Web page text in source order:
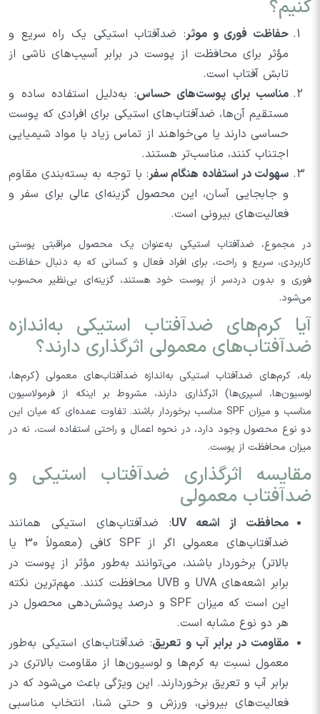
کنیم؟
حفاظت فوری و موثر: ضدآفتاب استیکی یک راه سریع و
مؤثر برای محافظت از پوست در برابر آسیب‌های ناشی از
تابش آفتاب است.
مناسب برای پوست‌های حساس: به‌دلیل استفاده ساده و
مستقیم آن‌ها، ضدآفتاب‌های استیکی برای افرادی که پوست
حساسی دارند یا می‌خواهند از تماس زیاد با مواد شیمیایی
اجتناب کنند، مناسب‌تر هستند.
سهولت در استفاده هنگام سفر: با توجه به بسته‌بندی مقاوم
و جابجایی آسان، این محصول گزینه‌ای عالی برای سفر و
فعالیت‌های بیرونی است.
در مجموع، ضدآفتاب استیکی به‌عنوان یک محصول مراقبتی پوستی
کاربردی، سریع و راحت، برای افراد فعال و کسانی که به دنبال حفاظت
فوری و بدون دردسر از پوست خود هستند، گزینه‌ای بی‌نظیر محسوب
می‌شود.
آیا کرم‌های ضدآفتاب استیکی به‌اندازه
ضدآفتاب‌های معمولی اثرگذاری دارند؟
بله، کرم‌های ضدآفتاب استیکی به‌اندازه ضدآفتاب‌های معمولی (کرم‌ها،
لوسیون‌ها، اسپری‌ها) اثرگذاری دارند، مشروط بر اینکه از فرمولاسیون
مناسب و میزان SPF مناسب برخوردار باشند. تفاوت عمده‌ای که میان این
دو نوع محصول وجود دارد، در نحوه اعمال و راحتی استفاده است، نه در
میزان محافظت از پوست.
مقایسه اثرگذاری ضدآفتاب استیکی و
ضدآفتاب معمولی
محافظت از اشعه UV
: ضدآفتاب‌های استیکی همانند
ضدآفتاب‌های معمولی اگر از SPF کافی (معمولاً 30 یا
بالاتر) برخوردار باشند، می‌توانند به‌طور مؤثر از پوست در
برابر اشعه‌های UVA و UVB محافظت کنند. مهم‌ترین نکته
این است که میزان SPF و درصد پوشش‌دهی محصول در
هر دو نوع مشابه است.
مقاومت در برابر آب و تعریق: ضدآفتاب‌های استیکی به‌طور
معمول نسبت به کرم‌ها و لوسیون‌ها از مقاومت بالاتری در
برابر آب و تعریق برخوردارند. این ویژگی باعث می‌شود که در
فعالیت‌های بیرونی، ورزش و حتی شنا، انتخاب مناسبی